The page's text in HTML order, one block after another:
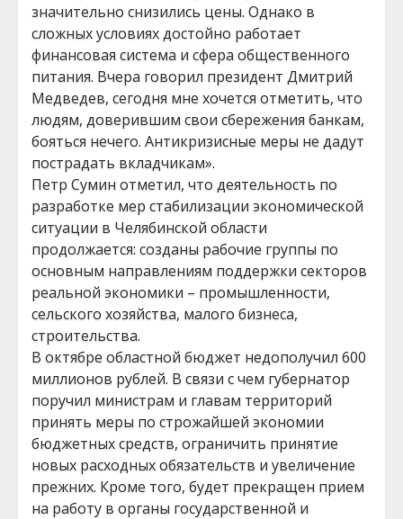
значительно снизились цены. Однако в
сложных условиях достойно работает
финансовая система и сфера общественного
питания. Вчера говорил президент Дмитрий
Медведев, сегодня мне хочется отметить, что
людям, доверившим свои сбережения банкам,
бояться нечего. Антикризисные меры не дадут
пострадать вкладчикам».
Петр Сумин отметил, что деятельность по
разработке мер стабилизации экономической
ситуации в Челябинской области
продолжается: созданы рабочие группы по
основным направлениям поддержки секторов
реальной экономики – промышленности,
сельского хозяйства, малого бизнеса,
строительства.
В октябре областной бюджет недополучил 600
миллионов рублей. В связи с чем губернатор
поручил министрам и главам территорий
принять меры по строжайшей экономии
бюджетных средств, ограничить принятие
новых расходных обязательств и увеличение
прежних. Кроме того, будет прекращен прием
на работу в органы государственной и